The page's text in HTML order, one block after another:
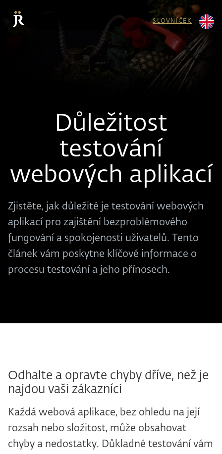
SLOVNÍČEK
Důležitost
testování
webových aplikací
Zjistěte, jak důležité je testování webových
aplikací pro zajištění bezproblémového
fungování a spokojenosti uživatelů. Tento
článek vám poskytne klíčové informace o
procesu testování a jeho přínosech.
Odhalte a opravte chyby dříve, než je
najdou vaši zákazníci
Každá webová aplikace, bez ohledu na její
rozsah nebo složitost, může obsahovat
chyby a nedostatky. Důkladné testování vám